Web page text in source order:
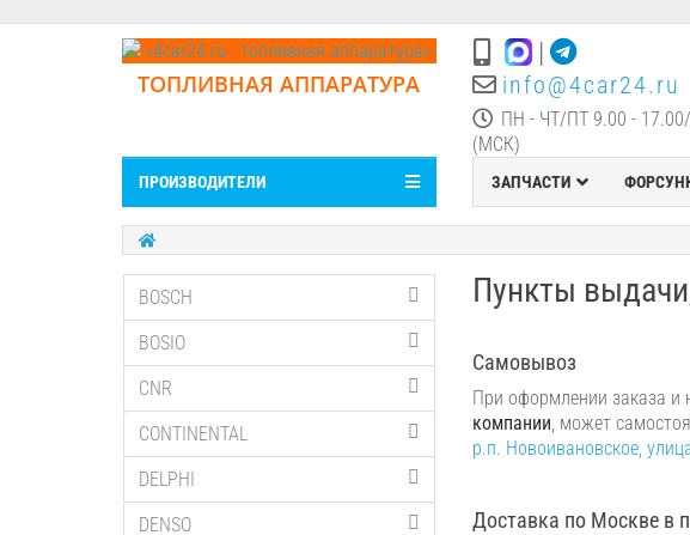
ТОПЛИВНАЯ АППАРАТУРА
|
info@4car24.ru
ПН - ЧТ/ПТ 9.00 -
(МСК)
ПРОИЗВОДИТЕЛИ ЗАПЧАСТИ
BOSCH
BOSIO
CNR
CONTINENTAL
DELPHI
DENSO
Пункты
Самовывоз
При оформлении заказа и
компании, может
р.п. Новоивановское,
Доставка по Москве в